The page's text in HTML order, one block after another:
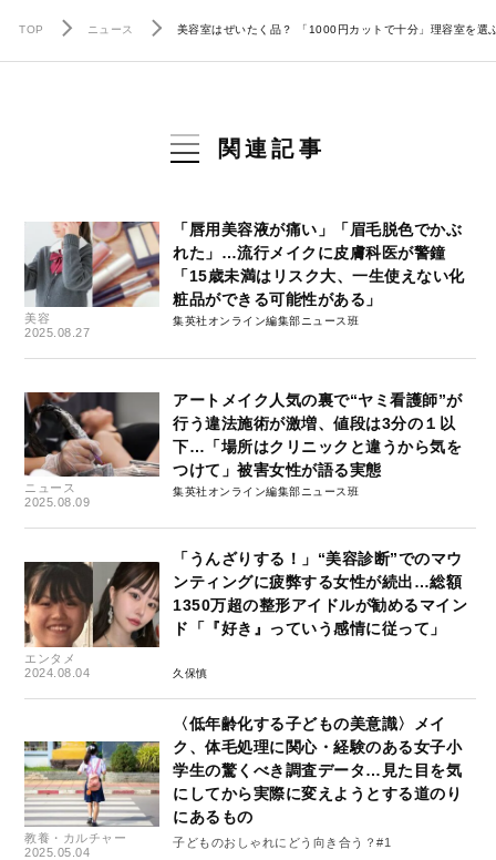
TOP ニュース 美容室はぜいたく品？ 「1000円カットで十分」理容室を
関連記事
美容
2025.08.27
「唇用美容液が痛い」「眉毛脱色でかぶ
れた」…流行メイクに皮膚科医が警鐘
「15歳未満はリスク大、一生使えない化
粧品ができる可能性がある」
集英社オンライン編集部ニュース班
ニュース
2025.08.09
アートメイク人気の裏で“ヤミ看護師”が
行う違法施術が激増、値段は3分の１以
下…「場所はクリニックと違うから気を
つけて」被害女性が語る実態
集英社オンライン編集部ニュース班
エンタメ
2024.08.04
「うんざりする！」“美容診断”でのマウ
ンティングに疲弊する女性が続出…総額
1350万超の整形アイドルが勧めるマイン
ド「『好き』っていう感情に従って」
久保慎
教養・カルチャー
2025.05.04
〈低年齢化する子どもの美意識〉メイ
ク、体毛処理に関心・経験のある女子小
学生の驚くべき調査データ…見た目を気
にしてから実際に変えようとする道のり
にあるもの
子どものおしゃれにどう向き合う？#1